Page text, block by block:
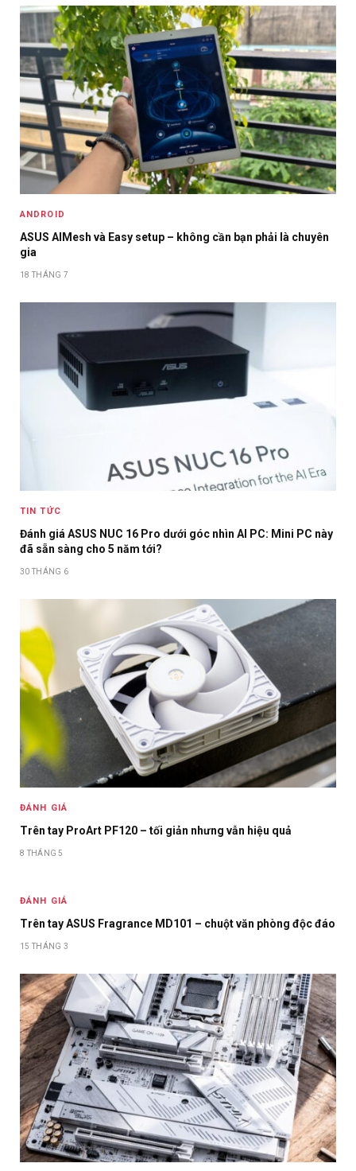
ANDROID
ASUS AIMesh và Easy setup – không cần bạn phải là chuyên
gia
18 THÁNG 7
TIN TỨC
Đánh giá ASUS NUC 16 Pro dưới góc nhìn AI PC: Mini PC này
đã sẵn sàng cho 5 năm tới?
30 THÁNG 6
ĐÁNH GIÁ
Trên tay ProArt PF120 – tối giản nhưng vẫn hiệu quả
8 THÁNG 5
ĐÁNH GIÁ
Trên tay ASUS Fragrance MD101 – chuột văn phòng độc đáo
15 THÁNG 3